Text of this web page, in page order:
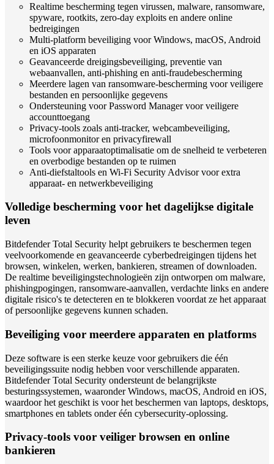
Realtime bescherming tegen virussen, malware, ransomware,
spyware, rootkits, zero-day exploits en andere online
bedreigingen
Multi-platform beveiliging voor Windows, macOS, Android
en iOS apparaten
Geavanceerde dreigingsbeveiliging, preventie van
webaanvallen, anti-phishing en anti-fraudebescherming
Meerdere lagen van ransomware-bescherming voor veiligere
bestanden en persoonlijke gegevens
Ondersteuning voor Password Manager voor veiligere
accounttoegang
Privacy-tools zoals anti-tracker, webcambeveiliging,
microfoonmonitor en privacyfirewall
Tools voor apparaatoptimalisatie om de snelheid te verbeteren
en overbodige bestanden op te ruimen
Anti-diefstaltools en Wi-Fi Security Advisor voor extra
apparaat- en netwerkbeveiliging
Volledige bescherming voor het dagelijkse digitale
leven
Bitdefender Total Security helpt gebruikers te beschermen tegen
veelvoorkomende en geavanceerde cyberbedreigingen tijdens het
browsen, winkelen, werken, bankieren, streamen of downloaden.
De realtime beveiligingstechnologieën zijn ontworpen om malware,
phishingpogingen, ransomware-aanvallen, verdachte links en andere
digitale risico's te detecteren en te blokkeren voordat ze het apparaat
of persoonlijke gegevens kunnen schaden.
Beveiliging voor meerdere apparaten en platforms
Deze software is een sterke keuze voor gebruikers die één
beveiligingssuite nodig hebben voor verschillende apparaten.
Bitdefender Total Security ondersteunt de belangrijkste
besturingssystemen, waaronder Windows, macOS, Android en iOS,
waardoor het geschikt is voor het beschermen van laptops, desktops,
smartphones en tablets onder één cybersecurity-oplossing.
Privacy-tools voor veiliger browsen en online
bankieren